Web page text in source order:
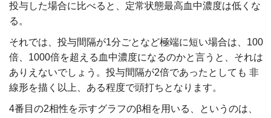
投与した場合に比べると、定常状態最高血中濃度は低くな
る。
それでは、投与間隔が1分ごとなど極端に短い場合は、100
倍、1000倍を超える血中濃度になるのかと言うと、それは
ありえないでしょう。投与間隔が2倍であったとしても 非
線形を描く以上、ある程度で頭打ちとなります。
4番目の2相性を示すグラフのβ相を用いる、というのは、